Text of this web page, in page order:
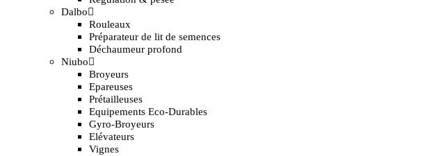
Dalbo
Rouleaux
Préparateur de lit de semences
Déchaumeur profond
Niubo
Broyeurs
Epareuses
Prétailleuses
Equipements Eco-Durables
Gyro-Broyeurs
Elévateurs
Vignes